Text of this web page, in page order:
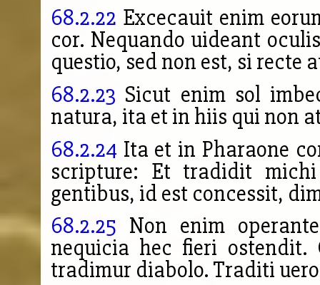
68.2.22 Excecauit enim
cor. Nequando uideant
questio, sed non est, si recte
68.2.23 Sicut enim sol
natura, ita et in hiis qui non
68.2.24 Ita et in Pharaone
scripture: Et tradidit
gentibus, id est concessit,
68.2.25 Non enim
nequicia hec fieri ostendit.
tradimur diabolo. Traditi